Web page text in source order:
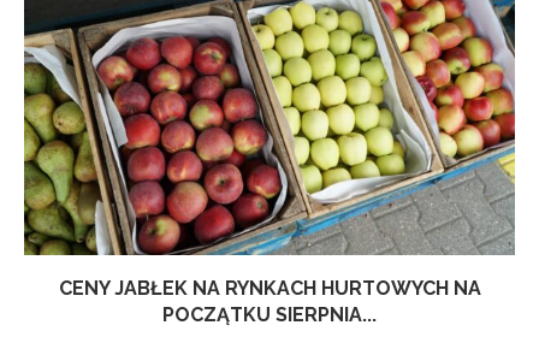
CENY JABŁEK NA RYNKACH HURTOWYCH NA
POCZĄTKU SIERPNIA...